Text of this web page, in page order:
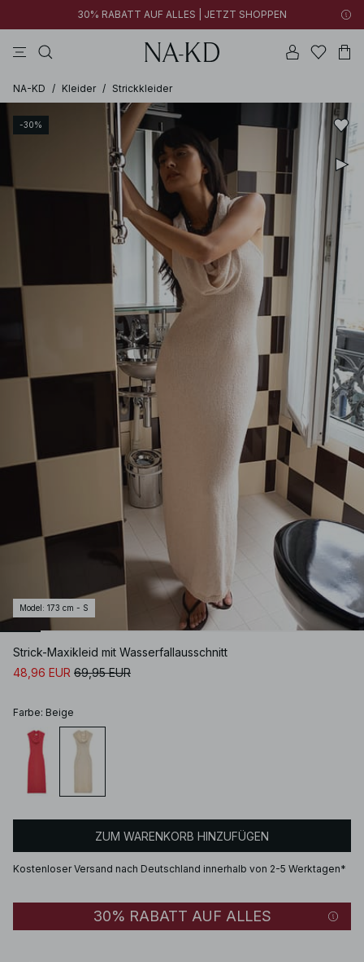
30% RABATT AUF ALLES | JETZT SHOPPEN
NA-KD / Kleider / Strickkleider
-30%
Model : 173 cm - S
Strick-Maxikleid mit Wasserfallausschnitt
48,96 EUR 69,95 EUR
Farbe: Beige
ZUM WARENKORB HINZUFÜGEN
Kostenloser Versand nach Deutschland innerhalb von 2-5 Werktagen*
30% RABATT AUF ALLES